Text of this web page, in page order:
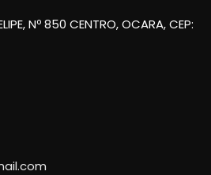
Nº 850 CENTRO, OCARA, CEP: